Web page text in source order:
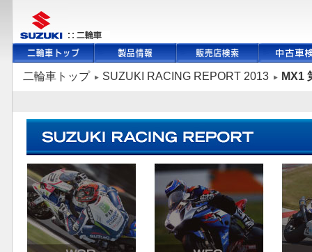
二輪車トップ SUZUKI RACING REPORT 2013 MX1